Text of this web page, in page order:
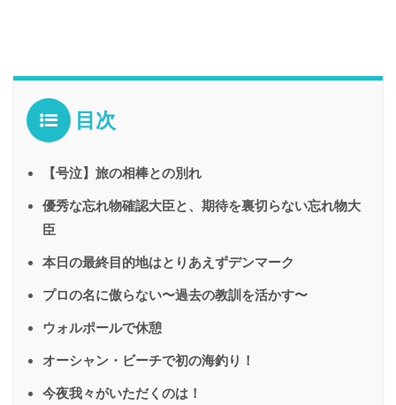
目次
【号泣】旅の相棒との別れ
優秀な忘れ物確認大臣と、期待を裏切らない忘れ物大
臣
本日の最終目的地はとりあえずデンマーク
プロの名に傲らない〜過去の教訓を活かす〜
ウォルポールで休憩
オーシャン・ビーチで初の海釣り！
今夜我々がいただくのは！